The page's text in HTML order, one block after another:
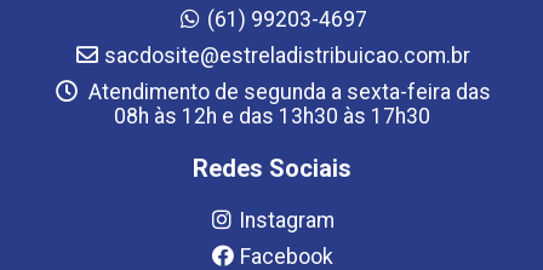
(61) 99203-4697
sacdosite@estreladistribuicao.com.br
Atendimento de segunda a sexta-feira das
08h às 12h e das 13h30 às 17h30
Redes Sociais
Instagram
Facebook